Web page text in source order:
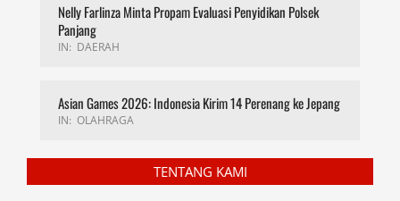
Nelly Farlinza Minta Propam Evaluasi Penyidikan Polsek
Panjang
IN: DAERAH
Asian Games 2026: Indonesia Kirim 14 Perenang ke Jepang
IN: OLAHRAGA
TENTANG KAMI